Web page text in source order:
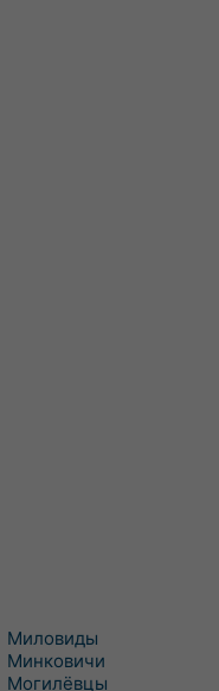
Миловиды
Минковичи
Могилёвцы